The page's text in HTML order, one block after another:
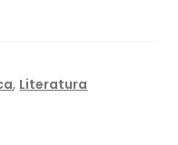
, Literatura